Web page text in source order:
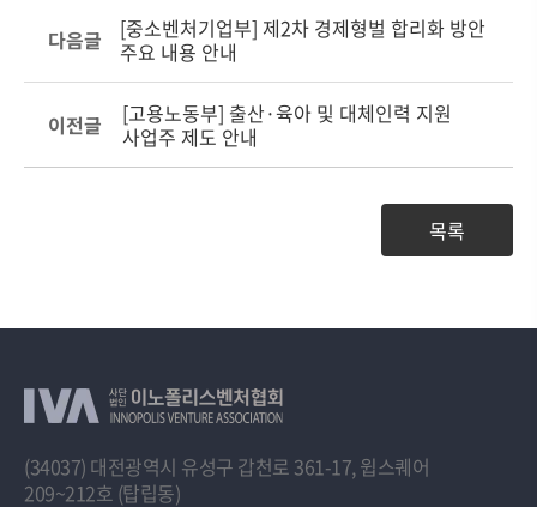
다음글
[중소벤처기업부] 제2차 경제형벌 합리화 방안
주요 내용 안내
이전글
[고용노동부] 출산·육아 및 대체인력 지원
사업주 제도 안내
목록
(34037) 대전광역시 유성구 갑천로 361-17, 윕스퀘어
209~212호 (탑립동)